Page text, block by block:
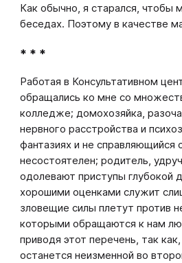
Как обычно, я старался, чтобы
беседах. Поэтому в качестве
* * *
Работая в Консультативном
обращались ко мне со
колледже; домохозяйка,
нервного расстройства и
фантазиях и не
несостоятелен; родитель,
одолевают приступы глубокой
хорошими оценками служит
зловещие силы плетут против
которыми обращаются к нам
приводя этот перечень, так
останется неизменной во